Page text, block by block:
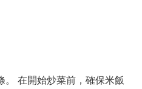
。 在開始炒菜前，確保米飯